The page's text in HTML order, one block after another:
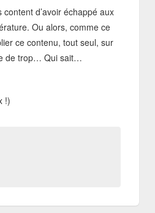
d’avoir échappé aux
Ou alors, comme ce
ce contenu, tout seul, sur
de trop… Qui sait…
!)